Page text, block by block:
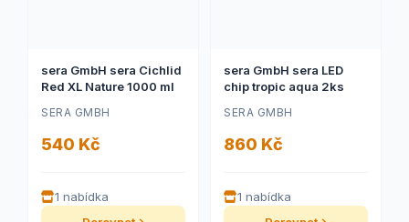
sera GmbH sera Cichlid
Red XL Nature 1000 ml
SERA GMBH
540 Kč
1 nabídka
sera GmbH sera LED
chip tropic aqua 2ks
SERA GMBH
860 Kč
1 nabídka